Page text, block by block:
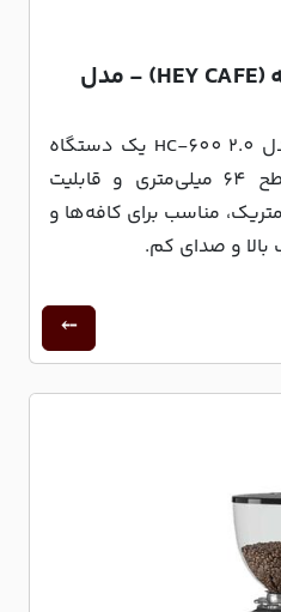
آسیاب قهوه هی کافه (HEY CAFE) - مدل
آسیاب قهوه هی کافه مدل HC-600 2.0 یک دستگاه
حرفه‌ای با تیغه‌های مسطح 64 میلی‌متری و قابلیت
مناسب برای کافه‌ها و
بالا و صدای کم.